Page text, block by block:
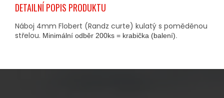
DETAILNÍ POPIS PRODUKTU
Náboj 4mm Flobert (Randz curte) kulatý s poměděnou
střelou. Minimální odběr 200ks = krabička (balení).